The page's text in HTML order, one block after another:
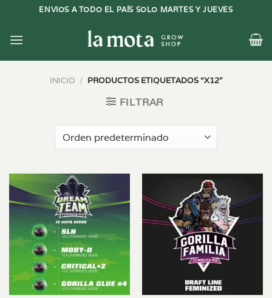
contenido
ENVIOS A TODO EL PAÍS SOLO MARTES Y JUEVES
INICIO / PRODUCTOS ETIQUETADOS “X12”
FILTRAR